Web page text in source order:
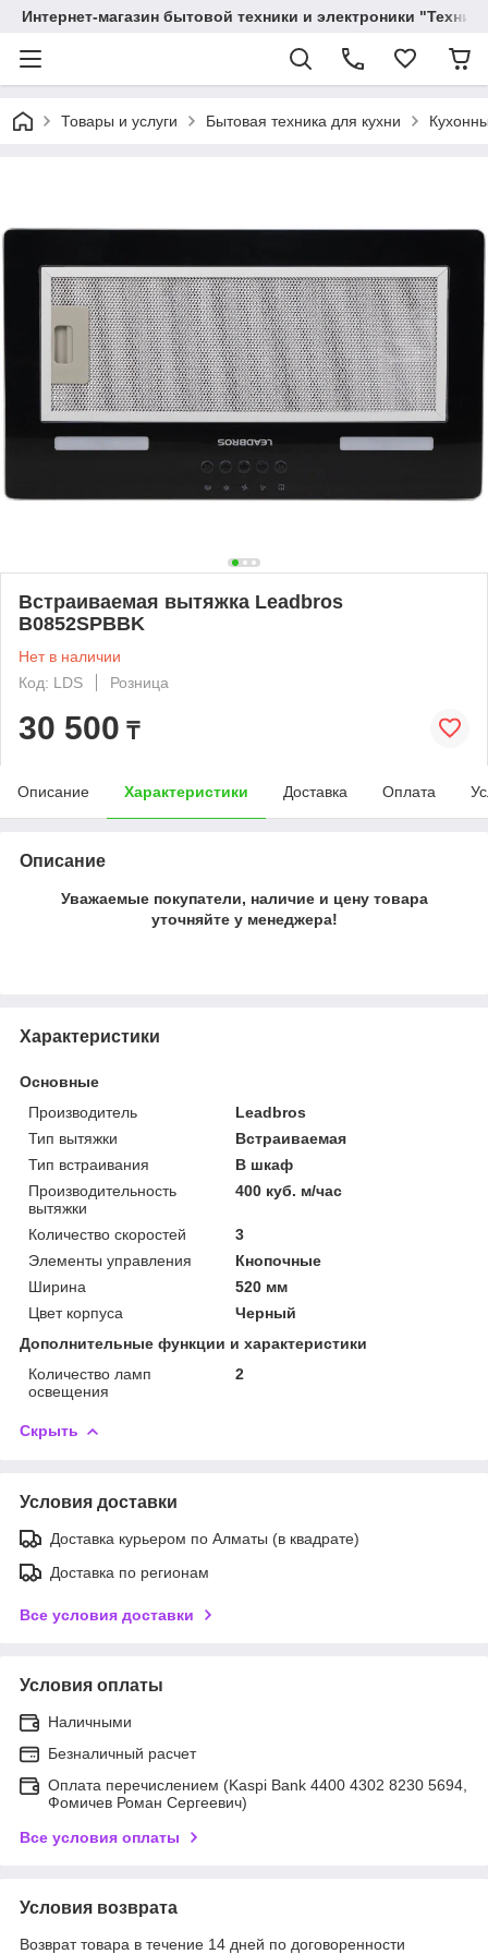
Интернет-магазин бытовой техники и электроники
Товары и услуги Бытовая техника для кухни
Встраиваемая вытяжка Leadbros
B0852SPBBK
Нет в наличии
Код: LDS
Розница
30 500 ₸
Описание Характеристики Доставка Оплата
Описание
Уважаемые покупатели, наличие и цену товара
уточняйте у менеджера!
Характеристики
Основные
Производитель
Leadbros
Тип вытяжки
Встраиваемая
Тип встраивания
В шкаф
Производительность
вытяжки
400 куб. м/час
Количество скоростей
3
Элементы управления
Кнопочные
Ширина
520 мм
Цвет корпуса
Черный
Дополнительные функции и характеристики
Количество ламп
освещения
2
Скрыть
Условия доставки
Доставка курьером по Алматы (в квадрате)
Доставка по регионам
Все условия доставки
Условия оплаты
Наличными
Безналичный расчет
Оплата перечислением (Kaspi Bank 4400 4302 8230 5694,
Фомичев Роман Сергеевич)
Все условия оплаты
Условия возврата
Возврат товара в течение 14 дней по договоренности